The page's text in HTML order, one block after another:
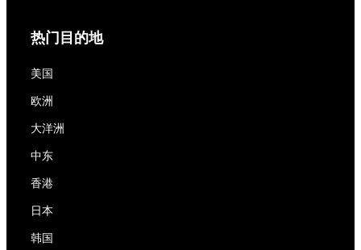
热门目的地
美国
欧洲
大洋洲
中东
香港
日本
韩国